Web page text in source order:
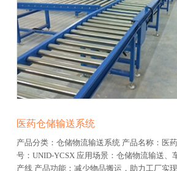
医药仓储输送系统
产品分类：仓储物流输送系统 产品名称：医
号：UNID-YCSX 应用场景：仓储物流输送、
产线 产品功能：减少物品搬运，助力工厂实